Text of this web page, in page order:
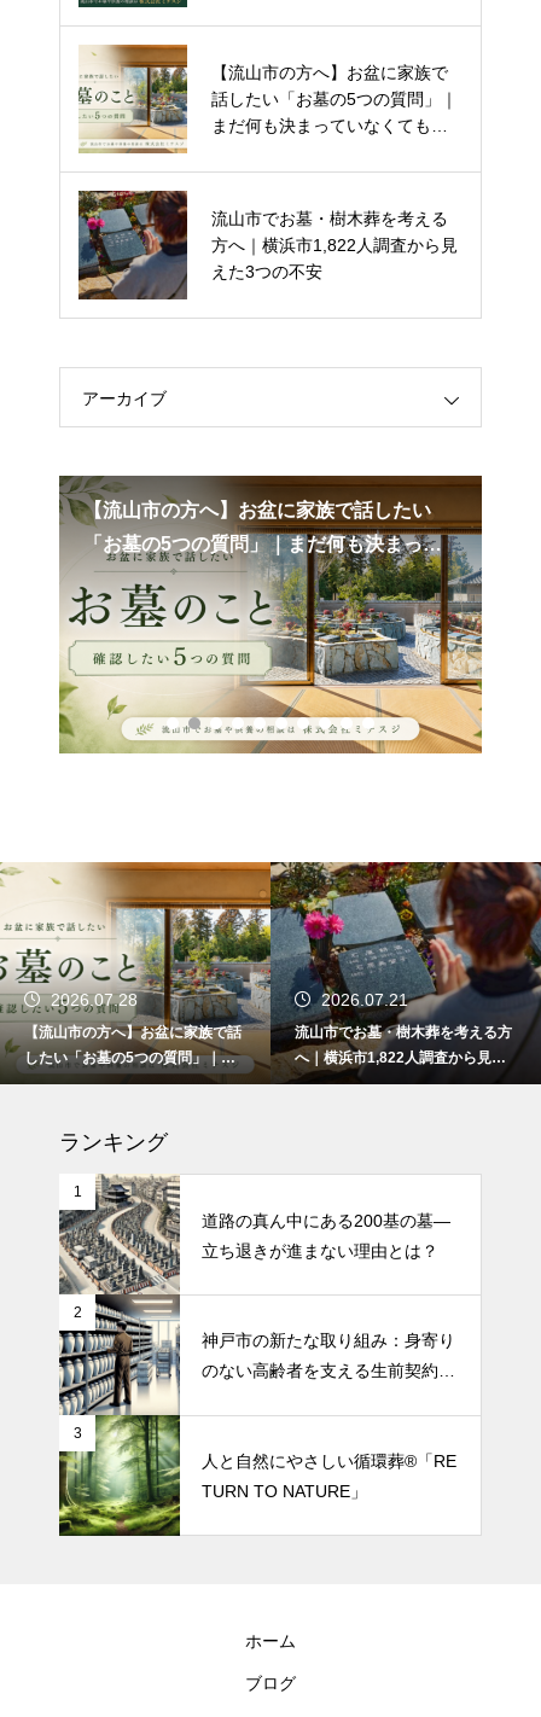
【流山市の方へ】お盆に家族で
話したい「お墓の5つの質問」｜
まだ何も決まっていなくても大
流山市でお墓・樹木葬を考える
方へ｜横浜市1,822人調査から見
えた3つの不安
流山市 樹木葬を契約していただ
いたK様に、見学時の印象や、彩
華を選ばれた理由についてお話
【公式】流山市 樹木葬「彩華」
についてのご報告
アーカイブ
【流山市の方へ】お盆に家族で話したい
「お墓の5つの質問」｜まだ何も決まって
いなくても大丈夫です。
夫
2026.07.21
流山市でお墓・樹木葬を考える方
へ｜横浜市1,822人調査から見え
た3つの不安
2026.07.14
流山市の樹木葬「彩華」が開
ら約半年｜80件以上のご家
歩み
ランキング
1
道路の真ん中にある200基の墓—
立ち退きが進まない理由とは？
2
神戸市の新たな取り組み：身寄り
のない高齢者を支える生前契約サ
3
人と自然にやさしい循環葬®︎「RE
TURN TO NATURE」
ホーム
ブログ